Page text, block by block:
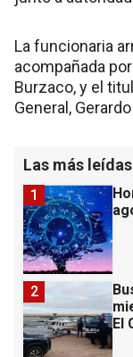
La funcionaria
acompañada
Burzaco, y el
General,
Las más leídas
1
El
2